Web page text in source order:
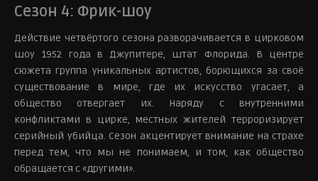
Сезон 4: Фрик-шоу
Действие четвёртого сезона разворачивается в цирковом
шоу 1952 года в Джупитере, штат Флорида. В центре
сюжета группа уникальных артистов, борющихся за своё
существование в мире, где их искусство угасает, а
общество отвергает их. Наряду с внутренними
конфликтами в цирке, местных жителей терроризирует
серийный убийца. Сезон акцентирует внимание на страхе
перед тем, что мы не понимаем, и том, как общество
обращается с «другими».